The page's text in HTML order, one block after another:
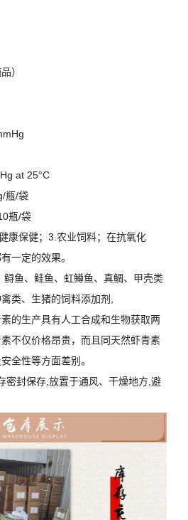
）
at 25°C
瓶/袋
瓶/袋
康保健；3.农业饲料；在抗氧化
一定的效果。
鲟鱼、鲑鱼、虹鳟鱼、真鲷、甲壳类
类、生猪的饲料添加剂,
的生产具有人工合成和生物获取两
不仅价格昂贵，而且同天然虾青素
全性等方面差别。
封保存,放置于通风、干燥地方,避